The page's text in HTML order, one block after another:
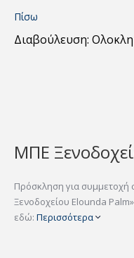
Πίσω
Διαβούλευση:
ΜΠΕ
Πρόσκληση για συμμετοχή
Ξενοδοχείου Elounda
εδώ: Περισσότερα